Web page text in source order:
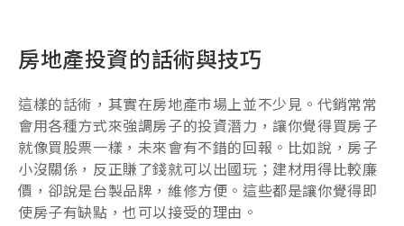
房地產投資的話術與技巧
這樣的話術，其實在房地產市場上並不少見。代銷常常
會用各種方式來強調房子的投資潛力，讓你覺得買房子
就像買股票一樣，未來會有不錯的回報。比如說，房子
小沒關係，反正賺了錢就可以出國玩；建材用得比較廉
價，卻說是台製品牌，維修方便。這些都是讓你覺得即
使房子有缺點，也可以接受的理由。